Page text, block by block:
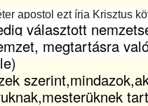
apostol ezt írja Krisztus
választott
megtartásra